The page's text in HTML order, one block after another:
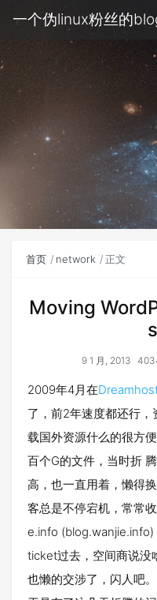
一个伪linux粉丝的
首页 network 正文
Moving
9 1 月, 2013
2009年4月在
了，前2年速度都还行
载国外资源什么的很方
百个G的文件，当时折
高，也一直用着，懒得
客总是不停宕机，常常
e.info (blog.wanjie.info)
ticket过去，空间商说没
也懒的交涉了，闪人吧